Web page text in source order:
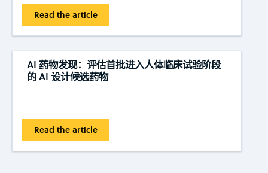
Read the article
AI 药物发现：评估首批进入人体临床试验阶段
的 AI 设计候选药物
Read the article